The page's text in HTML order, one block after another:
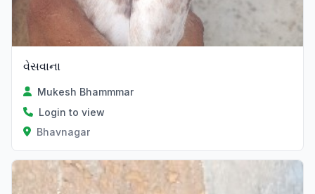
વેસવાના
Mukesh Bhammmar
Login to view
Bhavnagar